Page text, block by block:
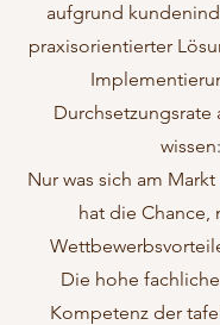
aufgrund
praxisorientierter
Durchsetzungsrate
wissen:
Nur was sich am
hat die Chance,
Die hohe
Kompetenz der